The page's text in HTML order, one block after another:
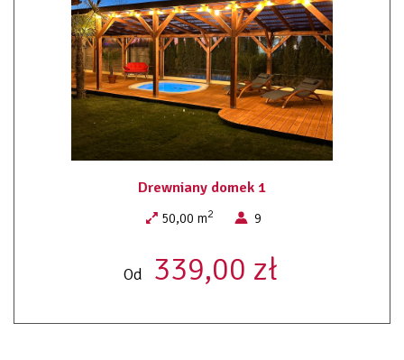
parawan
suszarka do bielizny
Żelazko z deską do prasowania
suszarka do włosów
Kabina prysznicowa z funkcją hydromasażu i radiem
Na tarasie (grill,meble ogrodowe).
- woda w cenie wynajmu,
- prąd według wskazań licznika.
Drewniany domek 1
50,00 m2 9
Od 339,00 zł